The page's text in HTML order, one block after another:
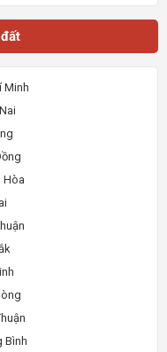
Minh
Hòa
Bình